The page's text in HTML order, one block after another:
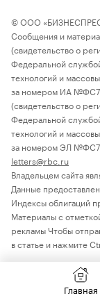
© ООО
Сообщения и
(свидетельство о
Федеральной
технологий и
за номером ИА
(свидетельство о
Федеральной
технологий и
за номером ЭЛ
letters@rbc.ru
Владельцем сайта
Данные
Индексы облигаций
Материалы с
рекламы Чтобы
в статье и нажмите
Главная